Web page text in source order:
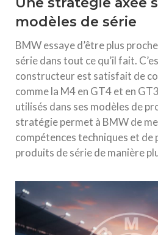
modèles de série
BMW essaye d’être plus
série dans tout ce qu’il fait.
constructeur est satisfait de
comme la M4 en GT4 et en
utilisés dans ses modèles de
stratégie permet à BMW de
compétences techniques et de
produits de série de manière